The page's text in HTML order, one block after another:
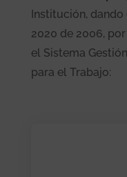
Institución,
2020 de 2006,
el Sistema
para el Trabajo: